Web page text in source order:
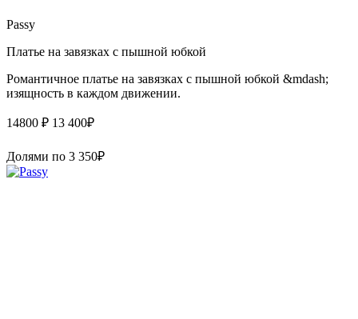
Passy
Платье на завязках с пышной юбкой
Романтичное платье на завязках с пышной юбкой &mdash;
изящность в каждом движении.
14800 ₽ 13 400₽
Долями по 3 350₽